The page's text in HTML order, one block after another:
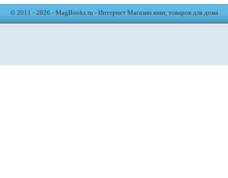
© 2011 - 2026 - MagBooks.ru - Интернет Магазин книг, товаров для дома